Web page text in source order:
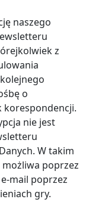
naszego
z
o
korespondencji.
nie jest
W takim
poprzez
mail poprzez
gry.